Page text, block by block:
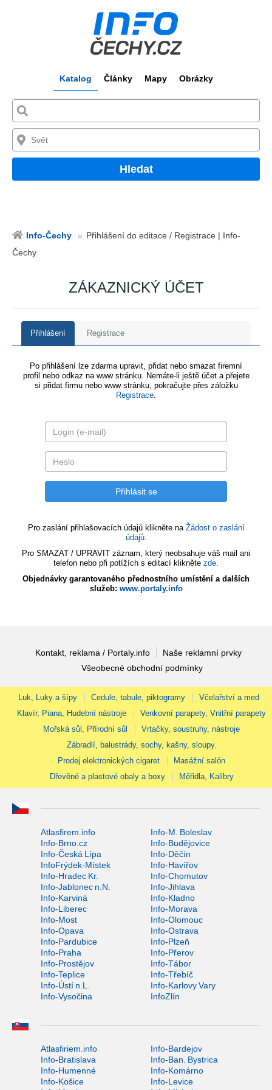
Katalog Články Mapy Obrázky
Hledat
Info-Čechy
Přihlášení do editace / Registrace | Info-
Čechy
ZÁKAZNICKÝ ÚČET
Přihlášení Registrace
Po přihlášení lze zdarma upravit, přidat nebo smazat firemní
profil nebo odkaz na www stránku. Nemáte-li ještě účet a přejete
si přidat firmu nebo www stránku, pokračujte přes záložku
Registrace.
Pro zaslání přihlašovacích údajů klikněte na Žádost o zaslání
údajů.
Pro SMAZAT / UPRAVIT záznam, který neobsahuje váš mail ani
telefon nebo při potížích s editací klikněte zde.
Objednávky garantovaného přednostního umístění a dalších
služeb: www.portaly.info
Kontakt, reklama / Portaly.info
Naše reklamní prvky
Všeobecné obchodní podmínky
Luk, Luky a šípy Cedule, tabule, piktogramy
Včelařství a med
Klavír, Piana, Hudební nástroje
Venkovní parapety, Vnitřní parapety
Mořská sůl, Přírodní sůl
Vrtačky, soustruhy, nástroje
Zábradlí, balustrády, sochy, kašny, sloupy.
Prodej elektronických cigaret
Masážní salón
Dřevěné a plastové obaly a boxy
Měřidla, Kalibry
Atlasfirem.info
Info-M. Boleslav
Info-Brno.cz
Info-Budějovice
Info-Česká Lípa
Info-Děčín
InfoFrýdek-Místek
Info-Havířov
Info-Hradec Kr.
Info-Chomutov
Info-Jablonec n.N.
Info-Jihlava
Info-Karviná
Info-Kladno
Info-Liberec
Info-Morava
Info-Most
Info-Olomouc
Info-Opava
Info-Ostrava
Info-Pardubice
Info-Plzeň
Info-Praha
Info-Přerov
Info-Prostějov
Info-Tábor
Info-Teplice
Info-Třebíč
Info-Ústí n.L.
Info-Karlovy Vary
Info-Vysočina
InfoZlín
Atlasfiriem.info
Info-Bardejov
Info-Bratislava
Info-Ban. Bystrica
Info-Humenné
Info-Komárno
Info-Košice
Info-Levice